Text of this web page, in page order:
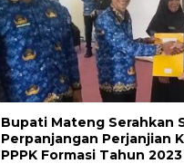
Bupati Mateng Serahkan
Perpanjangan Perjanjian
PPPK Formasi Tahun